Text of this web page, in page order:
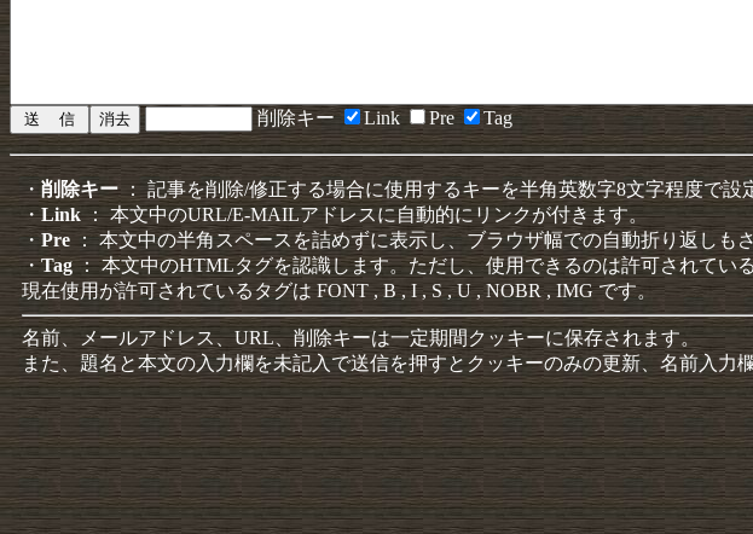
削除キー Link Pre Tag
・ 削除キー： 記事を削除/修正する場合に使用するキーを半角英数字8文字程度で
・Link： 本文中のURL/E-MAILアドレスに自動的にリンクが付きます。
・Pre ： 本文中の半角スペースを詰めずに表示し、ブラウザ幅での自動折り返しも
・Tag： 本文中のHTMLタグを認識します。ただし、使用できるのは許可されてい
現在使用が許可されているタグは FONT , B , I , S , U , NOBR , IMG です。
名前、メールアドレス、URL、削除キーは一定期間クッキーに保存されます。
また、題名と本文の入力欄を未記入で送信を押すとクッキーのみの更新、名前入力